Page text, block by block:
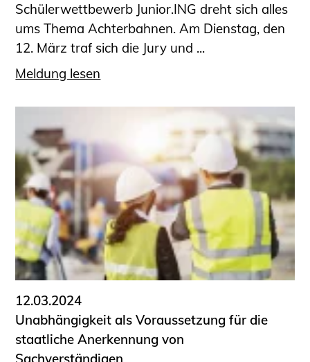
Schülerwettbewerb Junior.ING dreht sich alles
ums Thema Achterbahnen. Am Dienstag, den
12. März traf sich die Jury und ...
Meldung lesen
12.03.2024
Unabhängigkeit als Voraussetzung für die
staatliche Anerkennung von